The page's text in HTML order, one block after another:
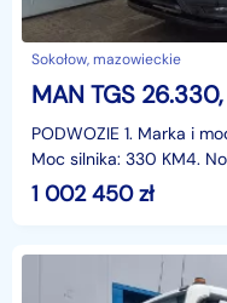
Sokołow, mazowieckie
PODWOZIE 1. Marka i
Moc silnika: 330 KM4.
osi: 3900 mm6.
1 002 450zł